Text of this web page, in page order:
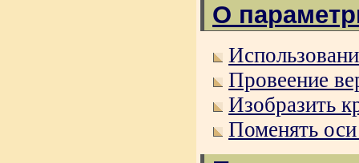
О
Провеение
Изобразить
Поменять